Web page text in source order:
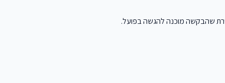
שהבקשה מוכנה להגשה בפועל.